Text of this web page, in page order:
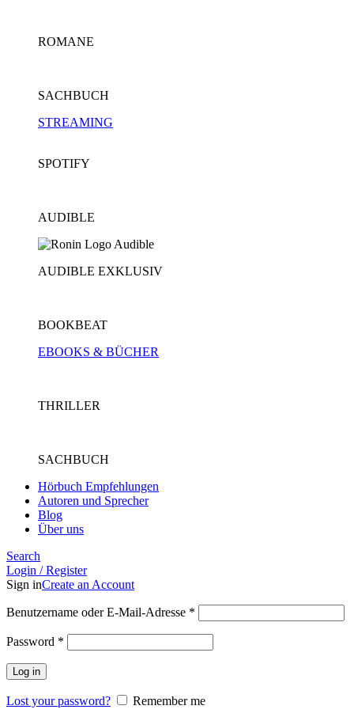
ROMANE
SACHBUCH
STREAMING
SPOTIFY
AUDIBLE
AUDIBLE EXKLUSIV
BOOKBEAT
EBOOKS & BÜCHER
THRILLER
SACHBUCH
Hörbuch Empfehlungen
Autoren und Sprecher
Blog
Über uns
Search
Login / Register
Sign inCreate an Account
Benutzername oder E-Mail-Adresse *
Password *
Log in
Lost your password?
Remember me